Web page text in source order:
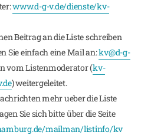
www.d-g-v.de/dienste/kv-
Beitrag an die Liste schreiben
Sie einfach eine Mail an:kv@d-g-
vom Listenmoderator (kv-
) weitergeleitet.
mehr ueber die Liste
Sie sich bitte über die Seite
mailman/listinfo/kv